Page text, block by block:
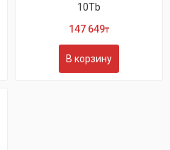
10Tb
147 649₸
В корзину